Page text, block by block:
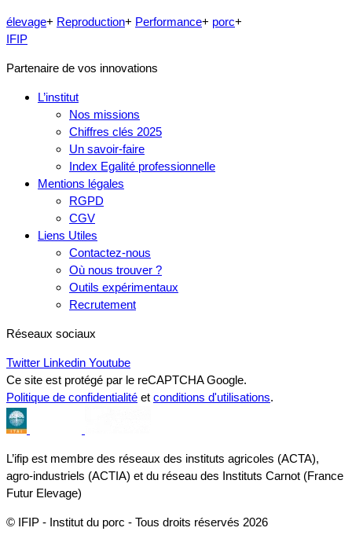
élevage+ Reproduction+ Performance+ porc+
IFIP
Partenaire de vos innovations
L’institut
Nos missions
Chiffres clés 2025
Un savoir-faire
Index Egalité professionnelle
Mentions légales
RGPD
CGV
Liens Utiles
Contactez-nous
Où nous trouver ?
Outils expérimentaux
Recrutement
Réseaux sociaux
Twitter Linkedin Youtube
Ce site est protégé par le reCAPTCHA Google.
Politique de confidentialité et conditions d'utilisations.
L’ifip est membre des réseaux des instituts agricoles (ACTA),
agro-industriels (ACTIA) et du réseau des Instituts Carnot (France
Futur Elevage)
© IFIP - Institut du porc - Tous droits réservés 2026